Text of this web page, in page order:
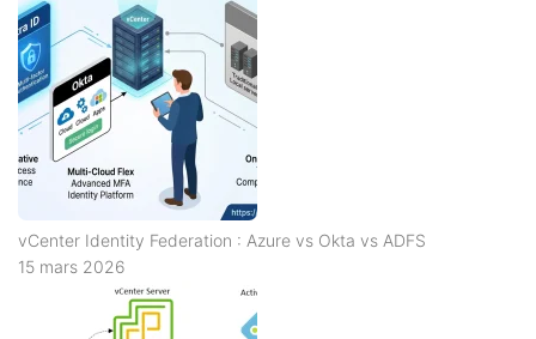
vCenter Identity Federation : Azure vs Okta vs ADFS
15 mars 2026